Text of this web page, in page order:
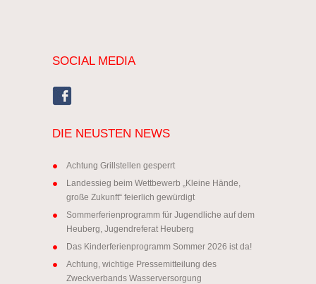
SOCIAL MEDIA
DIE NEUSTEN NEWS
Achtung Grillstellen gesperrt
Landessieg beim Wettbewerb „Kleine Hände,
große Zukunft“ feierlich gewürdigt
Sommerferienprogramm für Jugendliche auf dem
Heuberg, Jugendreferat Heuberg
Das Kinderferienprogramm Sommer 2026 ist da!
Achtung, wichtige Pressemitteilung des
Zweckverbands Wasserversorgung